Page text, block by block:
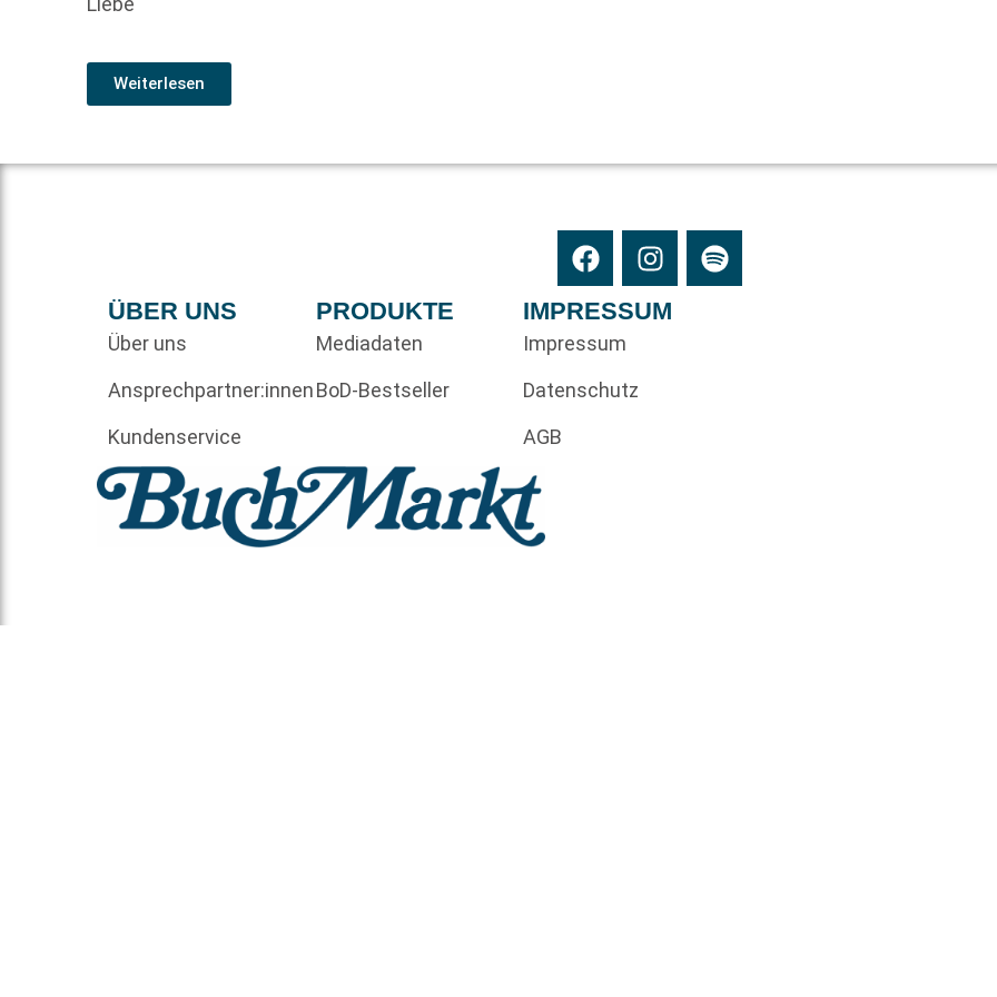
Weiterlesen
ÜBER UNS
Über uns
Ansprechpartner:innen
Kundenservice
PRODUKTE
Mediadaten
BoD-Bestseller
IMPRESSUM
Impressum
Datenschutz
AGB